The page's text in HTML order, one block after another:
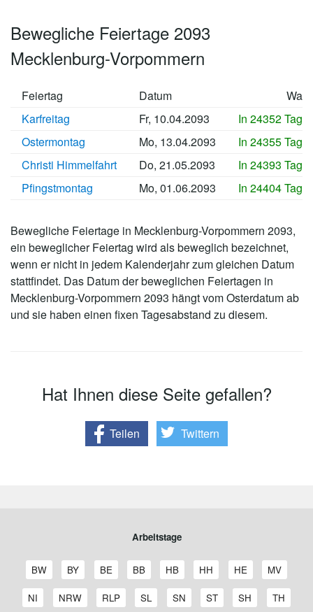
Bewegliche Feiertage 2093
Mecklenburg-Vorpommern
Feiertag Datum
Karfreitag
Fr, 10.04.2093
In 24352
Ostermontag
Mo, 13.04.2093
In 24355
Christi Himmelfahrt
Do, 21.05.2093
In 24393
Pfingstmontag
Mo, 01.06.2093 In 24404
Bewegliche Feiertage in Mecklenburg-Vorpommern 2093,
ein beweglicher Feiertag wird als beweglich bezeichnet,
wenn er nicht in jedem Kalenderjahr zum gleichen Datum
stattfindet. Das Datum der beweglichen Feiertagen in
Mecklenburg-Vorpommern 2093 hängt vom Osterdatum ab
und sie haben einen fixen Tagesabstand zu diesem.
Hat Ihnen diese Seite gefallen?
Teilen Twittern
Arbeitstage
A
r
b
e
BW
A
r
b
e
BY
A
r
b
e
BE
A
r
e
BB
A
r
e
HB
A
r
e
HH
A
r
e
HE
A
r
e
MV
A
NI
A
NRW
A
RLP
A
SL
A
SN
A
ST
A
SH
A
TH